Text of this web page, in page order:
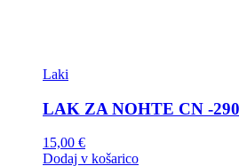
Laki
LAK ZA NOHTE CN -
15,00 €
Dodaj v košarico